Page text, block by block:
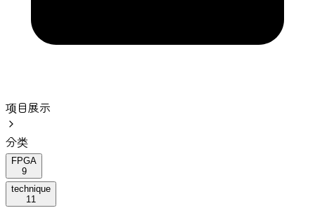
项目展示
分类
FPGA
9
technique
11